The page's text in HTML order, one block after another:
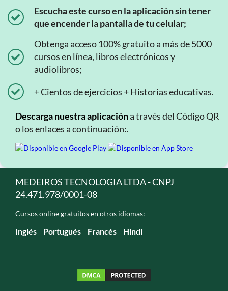
Escucha este curso en la aplicación sin tener
que encender la pantalla de tu celular;
Obtenga acceso 100% gratuito a más de 5000
cursos en línea, libros electrónicos y
audiolibros;
+ Cientos de ejercicios + Historias educativas.
Descarga nuestra aplicacióna través del Código QR
o los enlaces a continuación:.
MEDEIROS TECNOLOGIA LTDA - CNPJ
24.471.978/0001-08
Cursos online gratuitos en otros idiomas:
Inglés Portugués Francés Hindi